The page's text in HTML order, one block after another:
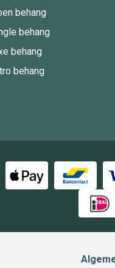
behang
behang
behang
behang